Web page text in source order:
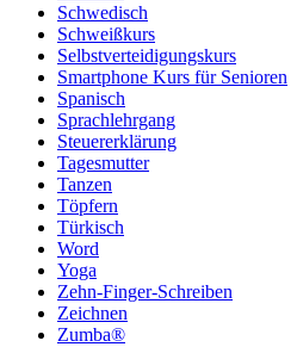
Schwedisch
Schweißkurs
Selbstverteidigungskurs
Smartphone Kurs für Senioren
Spanisch
Sprachlehrgang
Steuererklärung
Tagesmutter
Tanzen
Töpfern
Türkisch
Word
Yoga
Zehn-Finger-Schreiben
Zeichnen
Zumba®